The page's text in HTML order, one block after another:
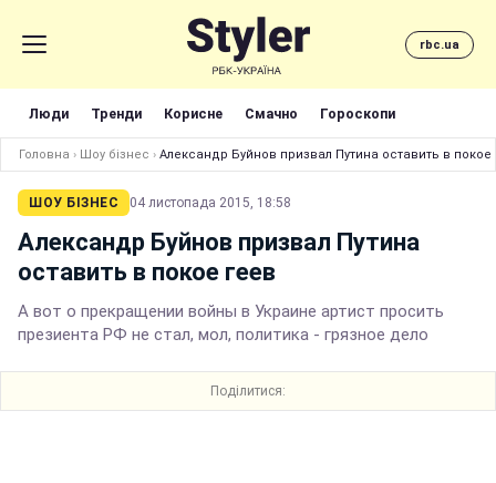
rbc.ua
Люди Тренди Корисне Смачно Гороскопи
Головна › Шоу бізнес › Александр Буйнов призвал Путина оставить в покое
ШОУ БІЗНЕС 04 листопада 2015, 18:58
Александр Буйнов призвал Путина
оставить в покое геев
А вот о прекращении войны в Украине артист просить
презиента РФ не стал, мол, политика - грязное дело
Поділитися: